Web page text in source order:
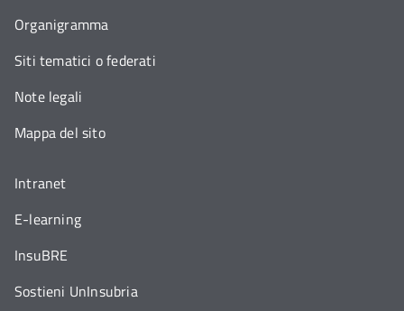
Organigramma
Siti tematici o federati
Note legali
Mappa del sito
Intranet
E-learning
InsuBRE
Sostieni UnInsubria